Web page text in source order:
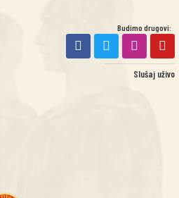
Budimo drugovi:
Slušaj uživo